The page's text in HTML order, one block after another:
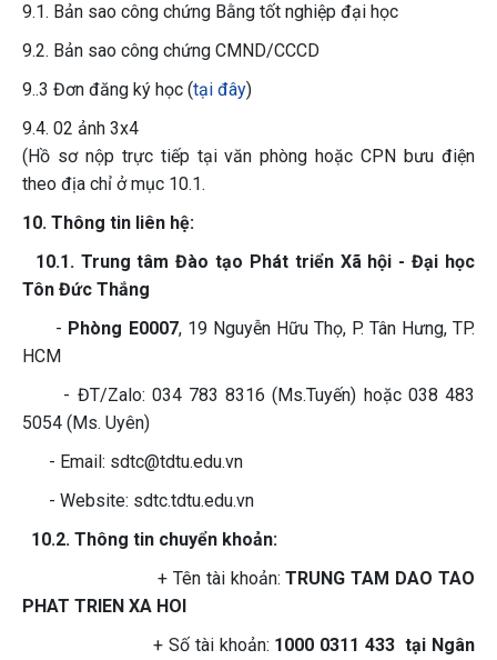
9.1. Bản sao công chứng Bằng tốt nghiệp đại học
9.2. Bản sao công chứng CMND/CCCD
9..3 Đơn đăng ký học (tại đây)
9.4. 02 ảnh 3x4
(Hồ sơ nộp trực tiếp tại văn phòng hoặc CPN bưu điện
theo địa chỉ ở mục 10.1.
10. Thông tin liên hệ:
10.1. Trung tâm Đào tạo Phát triển Xã hội - Đại học
Tôn Đức Thắng
- Phòng E0007, 19 Nguyễn Hữu Thọ, P. Tân Hưng, TP.
HCM
- ĐT/Zalo: 034 783 8316 (Ms.Tuyến) hoặc 038 483
5054 (Ms. Uyên)
- Email: sdtc@tdtu.edu.vn
- Website: sdtc.tdtu.edu.vn
10.2. Thông tin chuyển khoản:
+ Tên tài khoản:TRUNG TAM DAO TAO
PHAT TRIEN XA HOI
+ Số tài khoản: 1000 0311 433 tại Ngân